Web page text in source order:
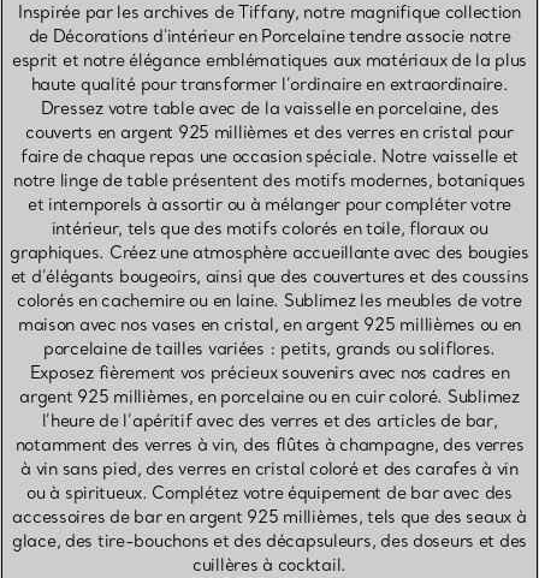
Inspirée par les archives de Tiffany, notre magnifique collection
de Décorations d'intérieur en Porcelaine tendre associe notre
esprit et notre élégance emblématiques aux matériaux de la plus
haute qualité pour transformer l’ordinaire en extraordinaire.
Dressez votre table avec de la vaisselle en porcelaine, des
couverts en argent 925 millièmes et des verres en cristal pour
faire de chaque repas une occasion spéciale. Notre vaisselle et
notre linge de table présentent des motifs modernes, botaniques
et intemporels à assortir ou à mélanger pour compléter votre
intérieur, tels que des motifs colorés en toile, floraux ou
graphiques. Créez une atmosphère accueillante avec des bougies
et d’élégants bougeoirs, ainsi que des couvertures et des coussins
colorés en cachemire ou en laine. Sublimez les meubles de votre
maison avec nos vases en cristal, en argent 925 millièmes ou en
porcelaine de tailles variées : petits, grands ou soliflores.
Exposez fièrement vos précieux souvenirs avec nos cadres en
argent 925 millièmes, en porcelaine ou en cuir coloré. Sublimez
l’heure de l’apéritif avec des verres et des articles de bar,
notamment des verres à vin, des flûtes à champagne, des verres
à vin sans pied, des verres en cristal coloré et des carafes à vin
ou à spiritueux. Complétez votre équipement de bar avec des
accessoires de bar en argent 925 millièmes, tels que des seaux à
glace, des tire-bouchons et des décapsuleurs, des doseurs et des
cuillères à cocktail.